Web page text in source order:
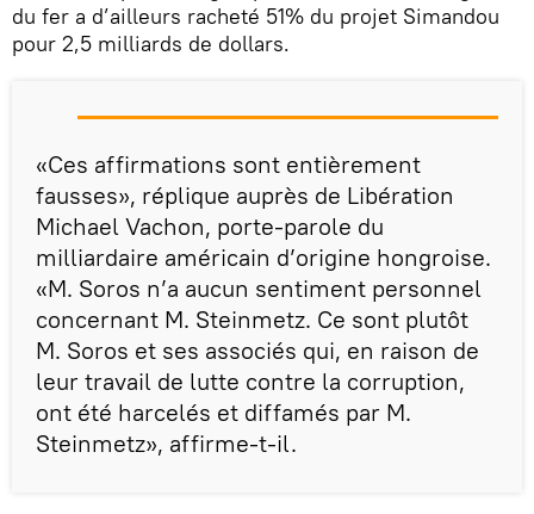
du fer a d’ailleurs racheté 51% du projet Simandou
pour 2,5 milliards de dollars.
«Ces affirmations sont entièrement
fausses», réplique auprès de Libération
Michael Vachon, porte-parole du
milliardaire américain d’origine hongroise.
«M. Soros n’a aucun sentiment personnel
concernant M. Steinmetz. Ce sont plutôt
M. Soros et ses associés qui, en raison de
leur travail de lutte contre la corruption,
ont été harcelés et diffamés par M.
Steinmetz», affirme-t-il.